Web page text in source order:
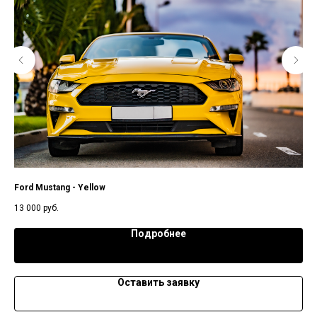
Ford Mustang - Yellow
13 000 руб.
Подробнее
Оставить заявку